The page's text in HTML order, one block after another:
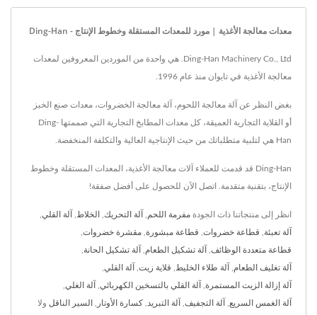
معدات معالجة الأغذية | مورد للمعدات المستقلة وخطوط الإنتاج - Ding-Han
Ding-Han Machinery Co., Ltd. هي واحدة من الموردين المعروفين لمعدات
معالجة الأغذية في تايوان منذ عام 1996.
بغض النظر عن آلة معالجة اللحوم، آلة معالجة الخضروات، معدات صنع الخبز
أو القلاية التجارية العميقة، كل معدات المطابخ التجارية التي صممتها Ding-
Han هي لتلبية متطلباتك من حيث الإنتاجية العالية والتكلفة المنخفضة.
Ding-Han قد قدمت للعملاء آلات معالجة الأغذية، المعدات المستقلة وخطوط
الإنتاج، بتقنية متقدمة. اتصل الآن للحصول على أفضل صفقة!
انظر إلى منتجاتنا ذات الجودة مفرمة اللحم آلة التحريك الخلاط آلة القلي
آلة تعبئة قطاعة خضروات قطاعة مبشورة مقشرة خضروات
قطاعة متعددة الوظائف آلة تشكيل الطعام آلة تشكيل الحانة
آلة تغليف الطعام آلة طلاء الخليط قلاية زيت آلة القلي
آلة إزالة الزيت المستمرة آلة القلي بالتسخين الكهربائي آلة الغلي
آلة الغمس السريع آلة التجفيف آلة التبريد كسارة الأوتار السير الناقل ولا